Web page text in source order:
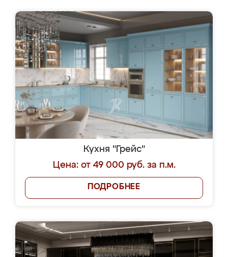
Кухня "Грейс"
Цена: от 49 000 руб. за п.м.
ПОДРОБНЕЕ